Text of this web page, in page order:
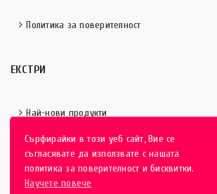
Сърфирайки в този уеб сайт, Вие се
съгласявате да използвате с нашата
политика за поверителност и бисквитки.
Научете повече
Политика за поверителност
ЕКСТРИ
Най-нови продукти
Отличени продукти